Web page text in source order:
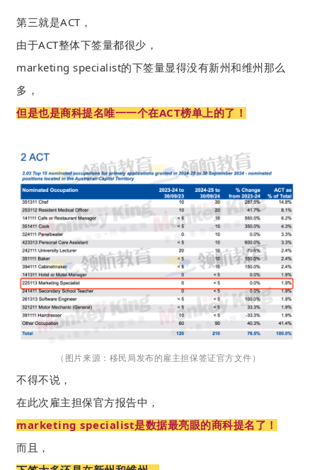
第三就是ACT，
由于ACT整体下签量都很少，
marketing specialist的下签量显得没有新州和维州那么
多，
但是也是商科提名唯一一个在ACT榜单上的了！
（图片来源：移民局发布的雇主担保签证官方文件）
不得不说，
在此次雇主担保官方报告中，
marketing specialist是数据最亮眼的商科提名了！
而且，